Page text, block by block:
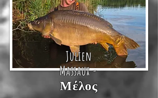
Julien
Massaux -
Μέλος